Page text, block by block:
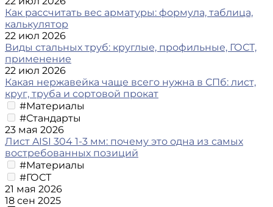
Как рассчитать вес арматуры: формула, таблица,
калькулятор
22 июл 2026
Виды стальных труб: круглые, профильные, ГОСТ,
применение
22 июл 2026
Какая нержавейка чаще всего нужна в СПб: лист,
круг, труба и сортовой прокат
#Материалы
#Стандарты
23 мая 2026
Лист AISI 304 1-3 мм: почему это одна из самых
востребованных позиций
#Материалы
#ГОСТ
21 мая 2026
18 сен 2025